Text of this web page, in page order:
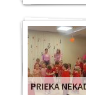
PRIEKA